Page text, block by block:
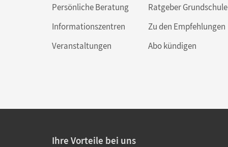
Persönliche Beratung
Informationszentren
Veranstaltungen
Ratgeber Grundschule
Zu den Empfehlungen
Abo kündigen
Ihre Vorteile bei uns